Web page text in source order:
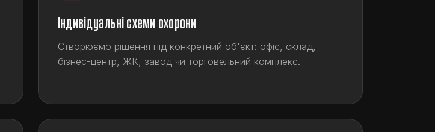
Індивідуальні схеми охорони
Створюємо рішення під конкретний об'єкт: офіс, склад,
бізнес-центр, ЖК, завод чи торговельний комплекс.